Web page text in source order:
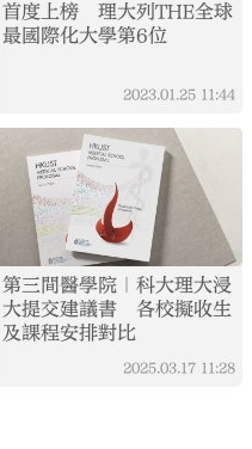
首度上榜 理大列THE全球
最國際化大學第6位
2023.01.25 11:44
第三間醫學院｜科大理大浸
大提交建議書 各校擬收生
及課程安排對比
2025.03.17 11:28